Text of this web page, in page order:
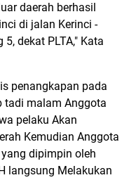
daerah berhasil
di jalan Kerinci -
dekat PLTA," Kata
penangkapan pada
tadi malam Anggota
pelaku Akan
Kemudian Anggota
dipimpin oleh
langsung Melakukan